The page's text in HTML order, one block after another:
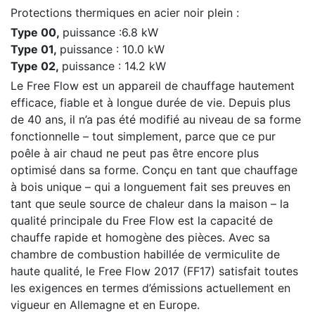
Protections thermiques en acier noir plein :
Type 00, puissance :6.8 kW
Type 01, puissance : 10.0 kW
Type 02, puissance : 14.2 kW
Le Free Flow est un appareil de chauffage hautement
efficace, fiable et à longue durée de vie. Depuis plus
de 40 ans, il n’a pas été modifié au niveau de sa forme
fonctionnelle – tout simplement, parce que ce pur
poêle à air chaud ne peut pas être encore plus
optimisé dans sa forme. Conçu en tant que chauffage
à bois unique – qui a longuement fait ses preuves en
tant que seule source de chaleur dans la maison – la
qualité principale du Free Flow est la capacité de
chauffe rapide et homogène des pièces. Avec sa
chambre de combustion habillée de vermiculite de
haute qualité, le Free Flow 2017 (FF17) satisfait toutes
les exigences en termes d’émissions actuellement en
vigueur en Allemagne et en Europe.